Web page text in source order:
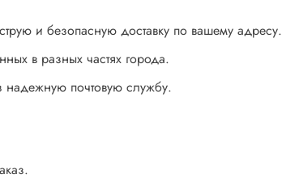
и безопасную доставку по вашему адресу.
в разных частях города.
надежную почтовую службу.